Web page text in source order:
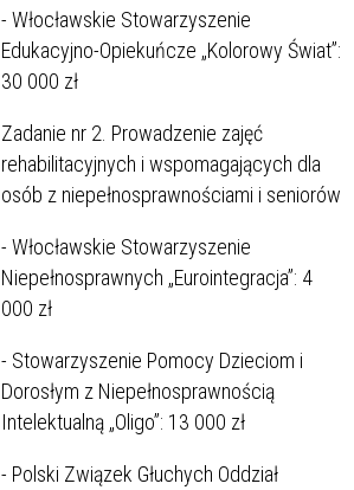
- Włocławskie Stowarzyszenie
Edukacyjno-Opiekuńcze „Kolorowy Świat”:
30 000 zł
Zadanie nr 2. Prowadzenie zajęć
rehabilitacyjnych i wspomagających dla
osób z niepełnosprawnościami i seniorów
- Włocławskie Stowarzyszenie
Niepełnosprawnych „Eurointegracja”: 4
000 zł
- Stowarzyszenie Pomocy Dzieciom i
Dorosłym z Niepełnosprawnością
Intelektualną „Oligo”: 13 000 zł
- Polski Związek Głuchych Oddział